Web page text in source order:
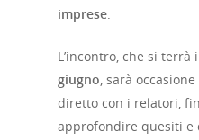
imprese.
L’incontro, che si terrà
giugno, sarà
diretto con i relatori,
approfondire quesiti